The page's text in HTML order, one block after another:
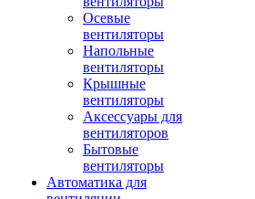
Осевые
вентиляторы
Напольные
вентиляторы
Крышные
вентиляторы
Аксессуары для
вентиляторов
Бытовые
вентиляторы
Автоматика для